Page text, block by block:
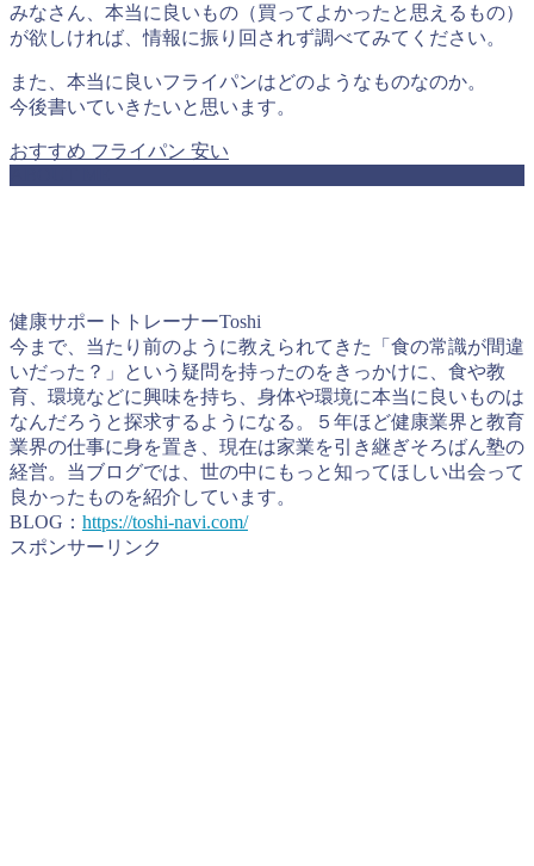
みなさん、本当に良いもの（買ってよかったと思えるもの）
が欲しければ、情報に振り回されず調べてみてください。
また、本当に良いフライパンはどのようなものなのか。
今後書いていきたいと思います。
おすすめ フライパン 安い
健康サポートトレーナーToshi
今まで、当たり前のように教えられてきた「食の常識が間違
いだった？」という疑問を持ったのをきっかけに、食や教
育、環境などに興味を持ち、身体や環境に本当に良いものは
なんだろうと探求するようになる。５年ほど健康業界と教育
業界の仕事に身を置き、現在は家業を引き継ぎそろばん塾の
経営。当ブログでは、世の中にもっと知ってほしい出会って
良かったものを紹介しています。
BLOG： https://toshi-navi.com/
スポンサーリンク